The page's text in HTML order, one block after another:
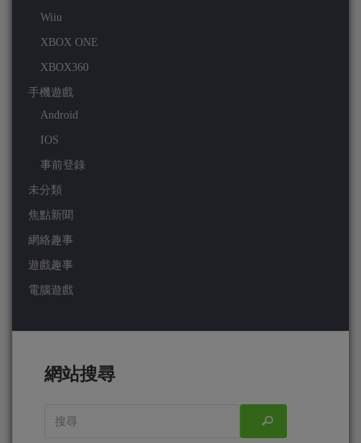
Wiiu
XBOX ONE
XBOX360
手機遊戲
Android
IOS
事前登錄
未分類
焦點新聞
網絡趣事
遊戲趣事
電腦遊戲
網站搜尋